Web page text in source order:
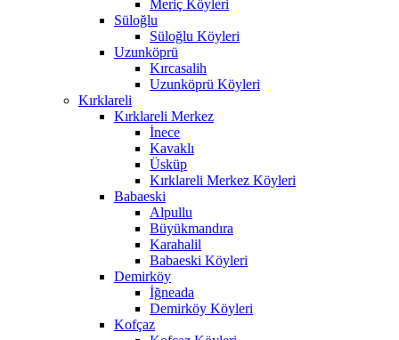
Meriç Köyleri
Süloğlu
Süloğlu Köyleri
Uzunköprü
Kırcasalih
Uzunköprü Köyleri
Kırklareli
Kırklareli Merkez
İnece
Kavaklı
Üsküp
Kırklareli Merkez Köyleri
Babaeski
Alpullu
Büyükmandıra
Karahalil
Babaeski Köyleri
Demirköy
İğneada
Demirköy Köyleri
Kofçaz